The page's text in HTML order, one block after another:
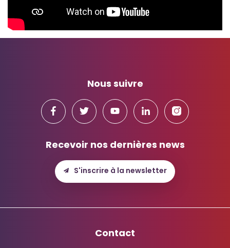
Nous suivre
Recevoir nos dernières news
S'inscrire à la newsletter
Contact